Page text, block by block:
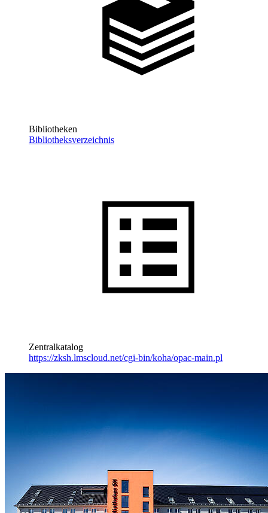
Bibliotheken
Bibliotheksverzeichnis
Zentralkatalog
https://zksh.lmscloud.net/cgi-bin/koha/opac-main.pl